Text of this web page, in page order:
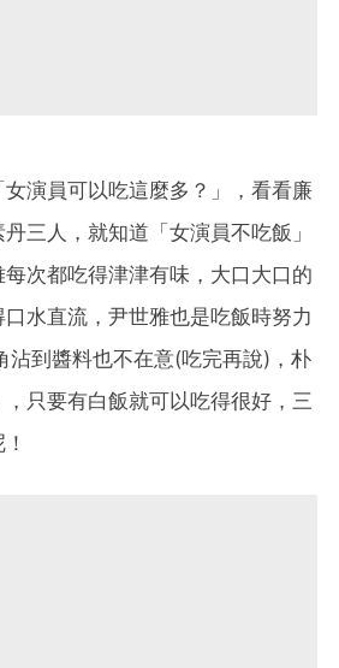
演員可以吃這麼多？」，看看廉
三人，就知道「女演員不吃飯」
次都吃得津津有味，大口大口的
水直流，尹世雅也是吃飯時努力
沾到醬料也不在意(吃完再說)，朴
只要有白飯就可以吃得很好，三